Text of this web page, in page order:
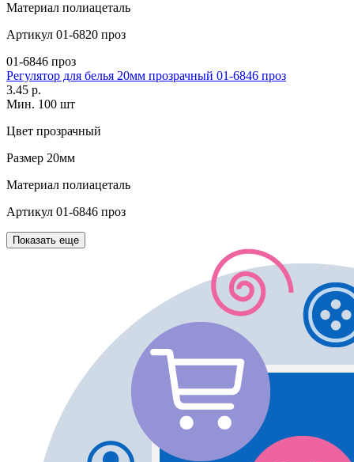
Материал полиацеталь
Артикул 01-6820 проз
01-6846 проз
Регулятор для белья 20мм прозрачный 01-6846 проз
3.45 р.
Мин. 100 шт
Цвет прозрачный
Размер 20мм
Материал полиацеталь
Артикул 01-6846 проз
Показать еще